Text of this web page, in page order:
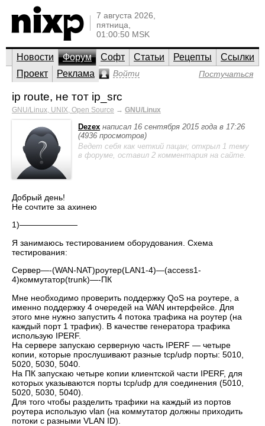
7 августа 2026,
пятница,
01:00:50 MSK
Новости Форум Софт Статьи Рецепты
Ссылки
Проект
Реклама Войти Постучаться
ip route, не тот ip_src
GNU/Linux, UNIX, Open Source → GNU/Linux
Dezex написал 16 сентября 2015 года в 17:26
(4936 просмотров)
Ведет себя как четкий пацан; открыл 1 тему
в форуме, оставил 2 комментария на сайте.
Добрый день!
Не сочтите за ахинею
1)———————
Я занимаюсь тестированием оборудования. Схема
тестирования:
Сервер—-(WAN-NAT)роутер(LAN1-4)—(access1-
4)коммутатор(trunk)—-ПК
Мне необходимо проверить поддержку QoS на роутере, а
именно поддержку 4 очередей на WAN интерфейсе. Для
этого мне нужно запустить 4 потока трафика на роутер (на
каждый порт 1 трафик). В качестве генератора трафика
использую IPERF.
На сервере запускаю серверную часть IPERF — четыре
копии, которые прослушивают разные tcp/udp порты: 5010,
5020, 5030, 5040.
На ПК запускаю четыре копии клиентской части IPERF, для
которых указываются порты tcp/udp для соединения (5010,
5020, 5030, 5040).
Для того чтобы разделить трафики на каждый из портов
роутера использую vlan (на коммутатор должны приходить
потоки с разными VLAN ID).